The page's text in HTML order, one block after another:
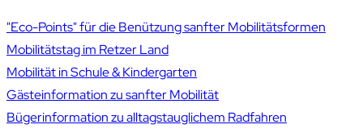
"Eco-Points" für die Benützung sanfter Mobilitätsformen
Mobilitätstag im Retzer Land
Mobilität in Schule & Kindergarten
Gästeinformation zu sanfter Mobilität
Bügerinformation zu alltagstauglichem Radfahren